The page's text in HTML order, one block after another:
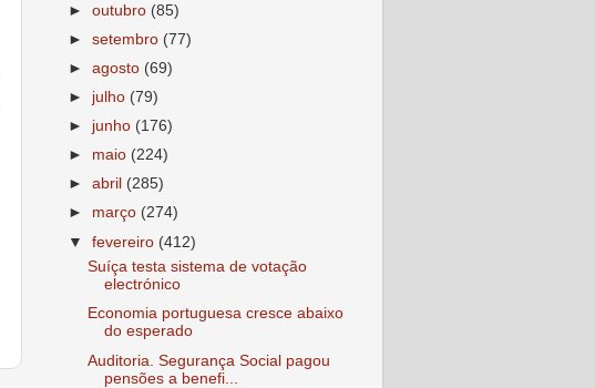
►outubro (85)
►setembro (77)
►agosto (69)
► julho (79)
► junho (176)
► maio (224)
►abril (285)
► março (274)
▼fevereiro (412)
Suíça testa sistema de votação
electrónico
Economia portuguesa cresce abaixo
do esperado
Auditoria. Segurança Social pagou
pensões a benefi...